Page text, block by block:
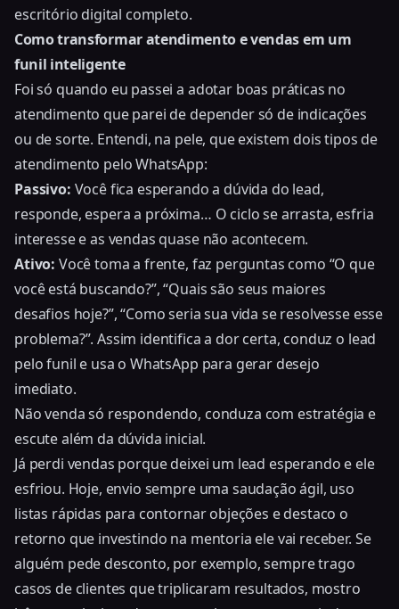
escritório digital completo.
Como transformar atendimento e vendas em um
funil inteligente
Foi só quando eu passei a adotar boas práticas no
atendimento que parei de depender só de indicações
ou de sorte. Entendi, na pele, que existem dois tipos de
atendimento pelo WhatsApp:
Passivo: Você fica esperando a dúvida do lead,
responde, espera a próxima… O ciclo se arrasta, esfria
interesse e as vendas quase não acontecem.
Ativo: Você toma a frente, faz perguntas como “O que
você está buscando?”, “Quais são seus maiores
desafios hoje?”, “Como seria sua vida se resolvesse esse
problema?”. Assim identifica a dor certa, conduz o lead
pelo funil e usa o WhatsApp para gerar desejo
imediato.
Não venda só respondendo, conduza com estratégia e
escute além da dúvida inicial.
Já perdi vendas porque deixei um lead esperando e ele
esfriou. Hoje, envio sempre uma saudação ágil, uso
listas rápidas para contornar objeções e destaco o
retorno que investindo na mentoria ele vai receber. Se
alguém pede desconto, por exemplo, sempre trago
casos de clientes que triplicaram resultados, mostro